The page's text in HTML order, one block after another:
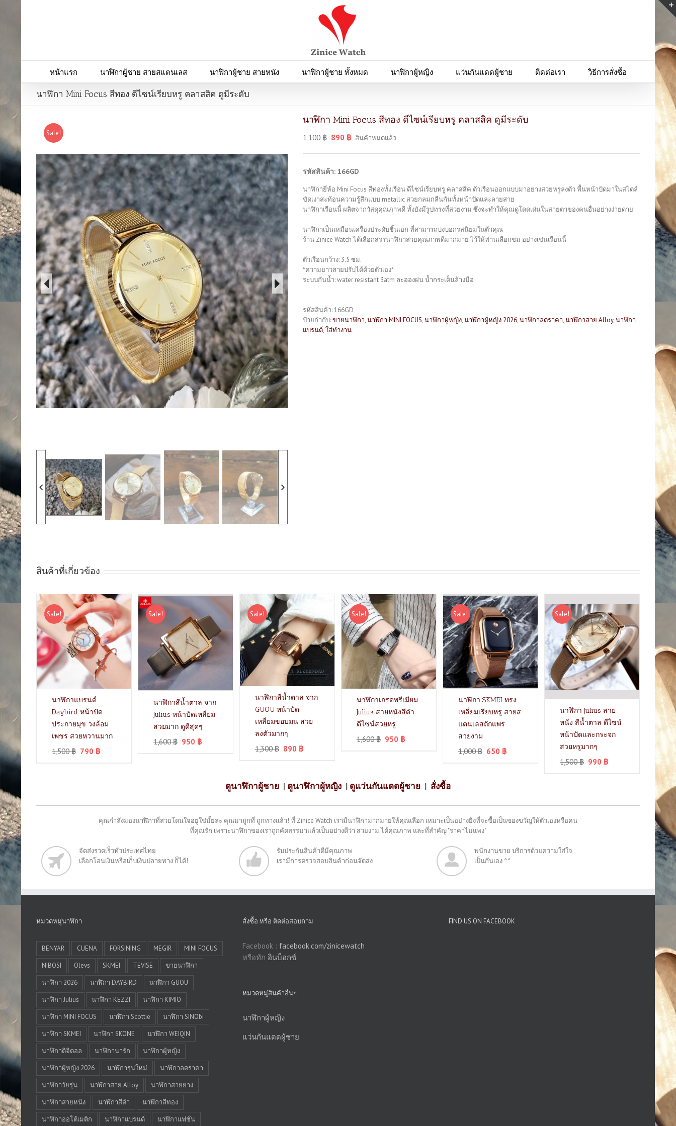
หน้าแรก นาฬิกาผู้ชาย สายสแตนเลส นาฬิกาผู้ชาย สายหนัง นาฬิกาผู้ชาย ทั้งหมด นาฬิกาผู้หญิง แว่นกันแดดผู้ชาย ติดต่อเรา วิธีการสั่งซื้อ
นาฬิกา Mini Focus สีทอง ดีไซน์เรียบหรู คลาสสิค ดูมีระดับ
Sale!
นาฬิกา Mini Focus สีทอง ดีไซน์เรียบหรู คลาสสิค ดูมีระดับ
1,100฿ 890 ฿ สินค้าหมดแล้ว
รหัสสินค้า: 166GD
นาฬิกายี่ห้อ Mini Focus สีทองทั้งเรือน ดีไซน์เรียบหรู คลาสสิค ตัวเรือนออกแบบมาอย่างสวยหรูลงตัว พื้นหน้าปัดมาในสไตล์
ขัดเงาสะท้อนความรู้สึกแบบ metallic สวยกลมกลืนกันทั้งหน้าปัดและลายสาย
นาฬิกาเรือนนี้ ผลิตจากวัสดุคุณภาพดี ทั้งยังมีรูปทรงที่สวยงาม ซึ่งจะทำให้คุณดูโดดเด่นในสายตาของคนอื่นอย่างง่ายดาย
นาฬิกาเป็นเหมือนเครื่องประดับชิ้นเอก ที่สามารถบ่งบอกรสนิยมในตัวคุณ
ร้าน Zinice Watch ได้เลือกสรรนาฬิกาสวยคุณภาพดีมากมาย ไว้ให้ท่านเลือกชม อย่างเช่นเรือนนี้
ตัวเรือนกว้าง: 3.5 ซม.
*ความยาวสายปรับได้ด้วยตัวเอง*
ระบบกันน้ำ: water resistant 3atm ละอองฝน น้ำกระเด็นล้างมือ
รหัสสินค้า:166GD
ป้ายกำกับ:ขายนาฬิกา,นาฬิกา MINI FOCUS,นาฬิกาผู้หญิง,นาฬิกาผู้หญิง 2026,นาฬิกาลดราคา,นาฬิกาสาย Alloy,นาฬิกา
แบรนด์,ใส่ทำงาน
สินค้าที่เกี่ยวข้อง
Sale!
นาฬิกาแบรนด์
Daybird หน้าปัด
ประกายมุข วงล้อม
เพชร สวยหวานมาก
1,500฿ 790 ฿
Sale!
นาฬิกาสีน้ำตาล จาก
Julius หน้าปัดเหลี่ยม
สวยมาก ดูดีสุดๆ
1,600฿ 950 ฿
Sale!
นาฬิกาสีน้ำตาล จาก
GUOU หน้าปัด
เหลี่ยมขอบมน สวย
ลงตัวมากๆ
1,300฿ 890 ฿
Sale!
นาฬิกาเกรดพรีเมียม
Julius สายหนังสีดำ
ดีไซน์สวยหรู
1,600฿ 950 ฿
Sale!
นาฬิกา SKMEI ทรง
เหลี่ยมเรียบหรู สายส
แตนเลสถักแพร
สวยงาม
1,000฿ 650 ฿
Sale!
นาฬิกา Julius สาย
หนัง สีน้ำตาล ดีไซน์
หน้าปัดและกระจก
สวยหรูมากๆ
1,500฿ 990 ฿
ดูนาฬิกาผู้ชาย | ดูนาฬิกาผู้หญิง | ดูแว่นกันแดดผู้ชาย | สั่งซื้อ
คุณกำลังมองนาฬิกาที่สวยโดนใจอยู่ใช่มั้ยล่ะ คุณมาถูกที่ ถูกทางแล้ว! ที่ Zinice Watch เรามีนาฬิกามากมายให้คุณเลือก เหมาะเป็นอย่างยิ่งที่จะซื้อเป็นของขวัญให้ตัวเองหรือคน
ที่คุณรัก เพราะนาฬิกาของเราถูกคัดสรรมาแล้วเป็นอย่างดีว่า สวยงาม ได้คุณภาพ และที่สำคัญ "ราคาไม่แพง"
จัดส่งรวดเร็วทั่วประเทศไทย
เลือกโอนเงินหรือเก็บเงินปลายทาง ก็ได้!
รับประกันสินค้าดีมีคุณภาพ
เรามีการตรวจสอบสินค้าก่อนจัดส่ง
พนักงานขาย บริการด้วยความใส่ใจ
เป็นกันเอง ^^
หมวดหมู่นาฬิกา
BENYAR CUENA FORSINING MEGIR
MINI FOCUS
NIBOSI
Olevs SKMEI TEVISE
ขายนาฬิกา
นาฬิกา 2026
นาฬิกา DAYBIRD
นาฬิกา GUOU
นาฬิกา Julius
นาฬิกา KEZZI
นาฬิกา KIMIO
นาฬิกา MINI FOCUS
นาฬิกา Scottie
นาฬิกา SINObi
นาฬิกา SKMEI
นาฬิกา SKONE
นาฬิกา WEIQIN
นาฬิกาดิจิตอล
นาฬิกาน่ารัก
นาฬิกาผู้หญิง
นาฬิกาผู้หญิง 2026
นาฬิการุ่นใหม่
นาฬิกาลดราคา
นาฬิกาวัยรุ่น
นาฬิกาสาย Alloy
นาฬิกาสายยาง
นาฬิกาสายหนัง
นาฬิกาสีดำ
นาฬิกาสีทอง
นาฬิกาออโต้เมติก
นาฬิกาแบรนด์ นาฬิกาแฟชั่น
สั่งซื้อ หรือ ติดต่อสอบถาม
Facebook : facebook.com/zinicewatch
หรือทัก อินบ็อกซ์
หมวดหมู่สินค้าอื่นๆ
นาฬิกาผู้หญิง
แว่นกันแดดผู้ชาย
FIND US ON FACEBOOK